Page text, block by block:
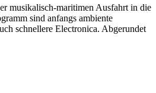
musikalisch-maritimen Ausfahrt in die
sind anfangs ambiente
schnellere Electronica. Abgerundet